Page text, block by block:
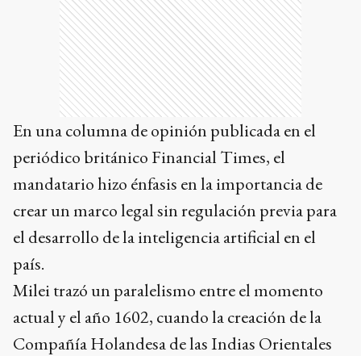
En una columna de opinión publicada en el
periódico británico Financial Times, el
mandatario hizo énfasis en la importancia de
crear un marco legal sin regulación previa para
el desarrollo de la inteligencia artificial en el
país.
Milei trazó un paralelismo entre el momento
actual y el año 1602, cuando la creación de la
Compañía Holandesa de las Indias Orientales